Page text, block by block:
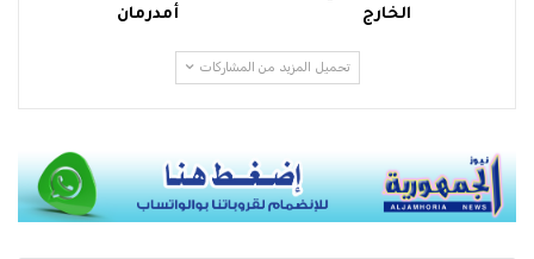
الخارج
أمدرمان
تحميل المزيد من المشاركات